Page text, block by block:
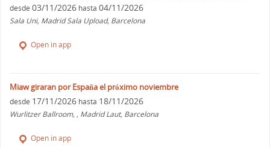
desde 03/11/2026 hasta 04/11/2026
Sala Uni, Madrid Sala Upload, Barcelona
Open in app
Miaw giraran por España el próximo noviembre
desde 17/11/2026 hasta 18/11/2026
Wurlitzer Ballroom, , Madrid Laut, Barcelona
Open in app